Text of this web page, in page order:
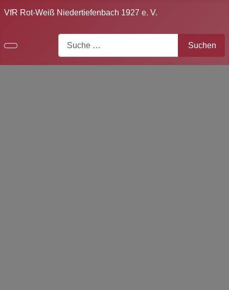
VfR Rot-Weiß Niedertiefenbach 1927 e. V.
Suchen